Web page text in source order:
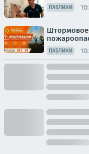
ПАБЛИКИ
Штормовое
ПАБЛИКИ